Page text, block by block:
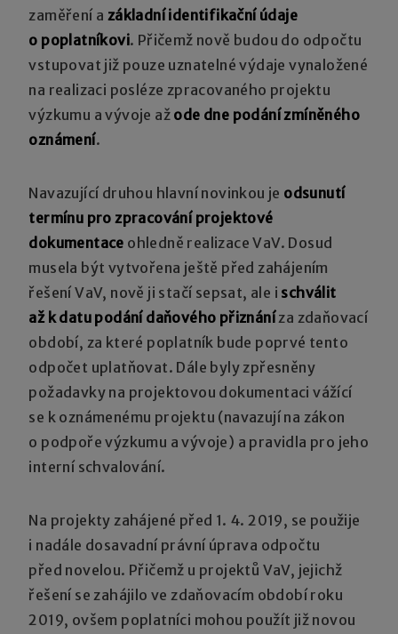
zaměření a základní identifikační údaje
o poplatníkovi. Přičemž nově budou do odpočtu
vstupovat již pouze uznatelné výdaje vynaložené
na realizaci posléze zpracovaného projektu
výzkumu a vývoje až ode dne podání zmíněného
oznámení.
Navazující druhou hlavní novinkou je odsunutí
termínu pro zpracování projektové
dokumentace ohledně realizace VaV. Dosud
musela být vytvořena ještě před zahájením
řešení VaV, nově ji stačí sepsat, ale i schválit
až k datu podání daňového přiznáníza zdaňovací
období, za které poplatník bude poprvé tento
odpočet uplatňovat. Dále byly zpřesněny
požadavky na projektovou dokumentaci vážící
se k oznámenému projektu (navazují na zákon
o podpoře výzkumu a vývoje) a pravidla pro jeho
interní schvalování.
Na projekty zahájené před 1. 4. 2019, se použije
i nadále dosavadní právní úprava odpočtu
před novelou. Přičemž u projektů VaV, jejichž
řešení se zahájilo ve zdaňovacím období roku
2019, ovšem poplatníci mohou použít již novou